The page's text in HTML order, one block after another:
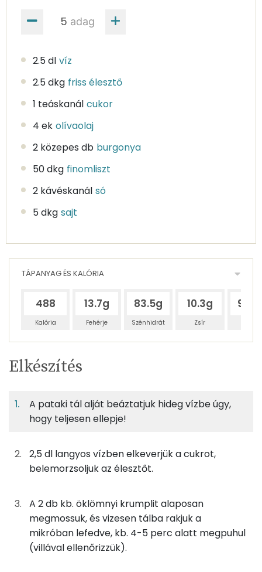
adag
2.5 dl víz
2.5 dkg friss élesztő
1 teáskanál cukor
4 ek olívaolaj
2 közepes db burgonya
50 dkg finomliszt
2 kávéskanál só
5 dkg sajt
TÁPANYAG ÉS KALÓRIA
488
Kalória
13.7g
Fehérje
83.5g
Szénhidrát
10.3g
Zsír
Egy
adagban
7%
Fehérje
42%
Szénhidrát
5%
50gvíz
0 kcal
1gcukor
4 kcal
6g olívaolaj
57 kcal
TÁPANYAGTARTALOM
Egy
adagban
5
adagban
100
7%
Fehérje
42%
Szénhidrát
5%
Zsír
47%
Víz
Nátrium
Foszfor
Elkészítés
A pataki tál alját beáztatjuk hideg vízbe úgy,
hogy teljesen ellepje!
2,5 dl langyos vízben elkeverjük a cukrot,
belemorzsoljuk az élesztőt.
A 2 db kb. öklömnyi krumplit alaposan
megmossuk, és vizesen tálba rakjuk a
mikróban lefedve, kb. 4-5 perc alatt megpuhul
(villával ellenőrizzük).